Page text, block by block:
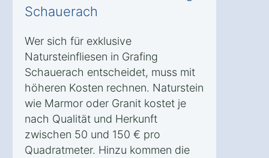
Schauerach
Wer sich für exklusive
Natursteinfliesen in Grafing
Schauerach entscheidet, muss mit
höheren Kosten rechnen. Naturstein
wie Marmor oder Granit kostet je
nach Qualität und Herkunft
zwischen 50 und 150 € pro
Quadratmeter. Hinzu kommen die